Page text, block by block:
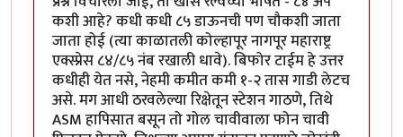
कशी आहे? कधी कधी ८५ डाऊनची पण चौकशी जाता
जाता होई (त्या काळातली कोल्हापूर नागपूर महाराष्ट्र
एक्स्प्रेस ८४/८५ नंब रखाली धावे). बिफोर टाईम हे उत्तर
कधीही येत नसे, नेहमी कमीत कमी १-२ तास गाडी लेटच
असे. मग आधी ठरवलेल्या रिक्षेतून स्टेशन गाठणे, तिथे
ASM हापिसात बसून तो गोल चावीवाला फोन चावी